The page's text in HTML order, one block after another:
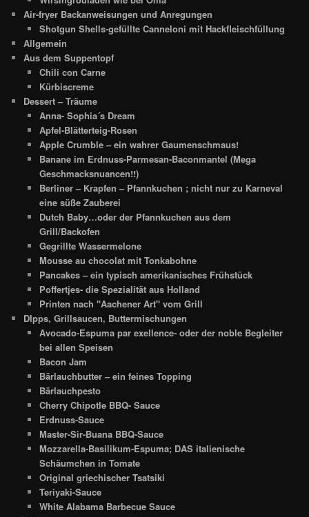
Air-fryer Backanweisungen und Anregungen
Shotgun Shells-gefüllte Canneloni mit Hackfleischfüllung
Allgemein
Aus dem Suppentopf
Chili con Carne
Kürbiscreme
Dessert – Träume
Anna- Sophia´s Dream
Apfel-Blätterteig-Rosen
Apple Crumble – ein wahrer Gaumenschmaus!
Banane im Erdnuss-Parmesan-Baconmantel (Mega
Geschmacksnuancen!!)
Berliner – Krapfen – Pfannkuchen ; nicht nur zu Karneval
eine süße Zauberei
Dutch Baby…oder der Pfannkuchen aus dem
Grill/Backofen
Gegrillte Wassermelone
Mousse au chocolat mit Tonkabohne
Pancakes – ein typisch amerikanisches Frühstück
Poffertjes- die Spezialität aus Holland
Printen nach "Aachener Art" vom Grill
DIpps, Grillsaucen, Buttermischungen
Avocado-Espuma par exellence- oder der noble Begleiter
bei allen Speisen
Bacon Jam
Bärlauchbutter – ein feines Topping
Bärlauchpesto
Cherry Chipotle BBQ- Sauce
Erdnuss-Sauce
Master-Sir-Buana BBQ-Sauce
Mozzarella-Basilikum-Espuma; DAS italienische
Schäumchen in Tomate
Original griechischer Tsatsiki
Teriyaki-Sauce
White Alabama Barbecue Sauce